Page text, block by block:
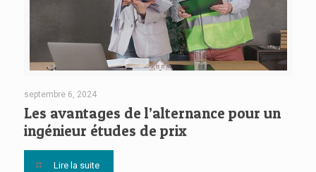
septembre 6, 2024
Les avantages de l’alternance pour un
ingénieur études de prix
Lire la suite